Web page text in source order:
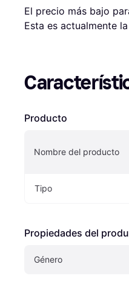
El precio más bajo
Esta es actualmente
Producto
Nombre del producto
Tipo
Propiedades del
Género